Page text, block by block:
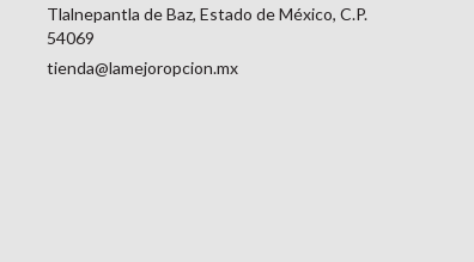
Tlalnepantla de Baz, Estado de México, C.P.
54069
tienda@lamejoropcion.mx